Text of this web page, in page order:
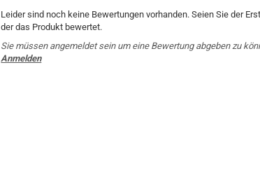
Leider sind noch keine Bewertungen vorhanden. Seien Sie der
der das Produkt bewertet.
Sie müssen angemeldet sein um eine Bewertung abgeben zu
Anmelden